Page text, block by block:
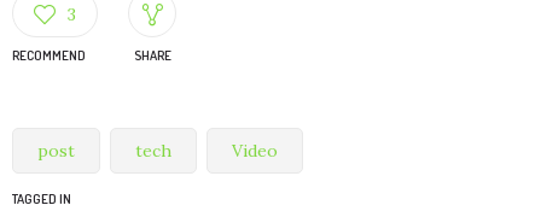
3
RECOMMEND SHARE
post tech Video
TAGGED IN